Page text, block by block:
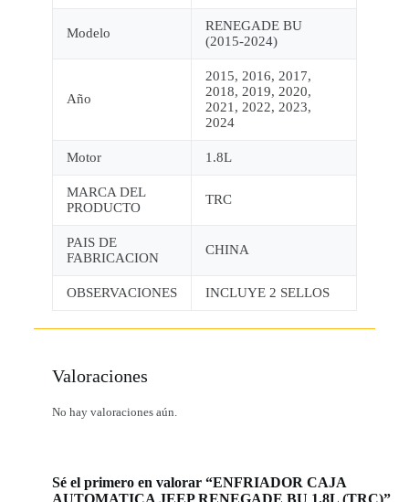
Modelo
RENEGADE BU
(2015-2024)
Año
2015, 2016, 2017,
2018, 2019, 2020,
2021, 2022, 2023,
2024
Motor 1.8L
MARCA DEL
PRODUCTO
TRC
PAIS DE
FABRICACION
CHINA
OBSERVACIONES INCLUYE 2 SELLOS
Valoraciones
No hay valoraciones aún.
Sé el primero en valorar “ENFRIADOR CAJA
AUTOMATICA JEEP RENEGADE BU 1.8L (TRC)”